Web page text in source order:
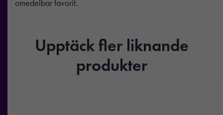
omedelbar favorit.
Upptäck fler liknande
produkter